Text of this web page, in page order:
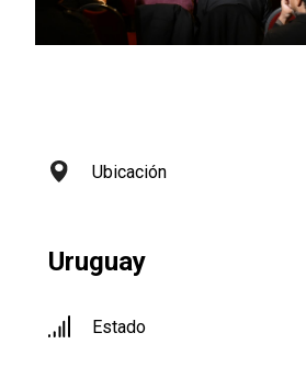
Ubicación
Uruguay
Estado